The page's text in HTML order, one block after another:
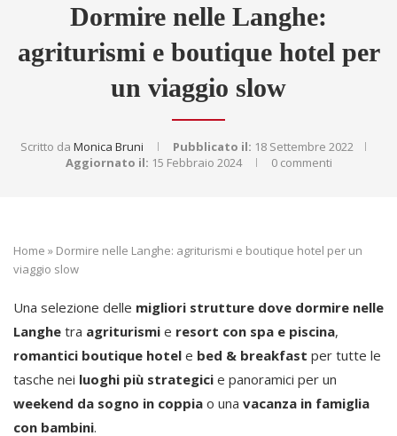
Dormire nelle Langhe:
agriturismi e boutique hotel per
un viaggio slow
Scritto da Monica Bruni Pubblicato il: 18 Settembre 2022
Aggiornato il: 15 Febbraio 2024 0 commenti
Home » Dormire nelle Langhe: agriturismi e boutique hotel per un
viaggio slow
Una selezione delle migliori strutture dove dormire nelle
Langhe tra agriturismi e resort con spa e piscina,
romantici boutique hotel e bed & breakfast per tutte le
tasche nei luoghi più strategici e panoramici per un
weekend da sogno in coppia o una vacanza in famiglia
con bambini.